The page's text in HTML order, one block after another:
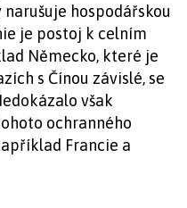
hospodářskou
je postoj k celním
Německo, které je
s Čínou závislé, se
však
ochranného
Francie a